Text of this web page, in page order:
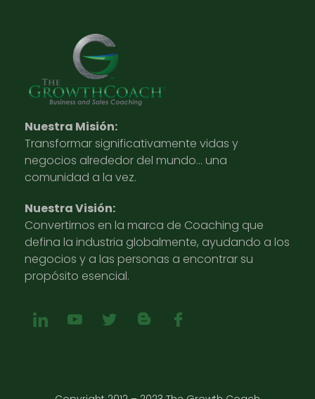
Nuestra Misión:
Transformar significativamente vidas y
negocios alrededor del mundo… una
comunidad a la vez.
Nuestra Visión:
Convertirnos en la marca de Coaching que
defina la industria globalmente, ayudando a los
negocios y a las personas a encontrar su
propósito esencial.